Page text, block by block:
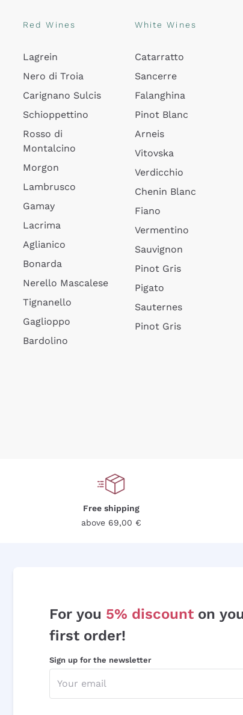
Red Wines
Lagrein
Nero di Troia
Carignano Sulcis
Schioppettino
Rosso di
Montalcino
Morgon
Lambrusco
Gamay
Lacrima
Aglianico
Bonarda
Nerello Mascalese
Tignanello
Gaglioppo
Bardolino
White Wines
Catarratto
Sancerre
Falanghina
Pinot Blanc
Arneis
Vitovska
Verdicchio
Chenin Blanc
Fiano
Vermentino
Sauvignon
Pinot Gris
Pigato
Sauternes
Pinot Gris
Free shipping
above 69,00 €
For you 5% discount on
first order!
Sign up for the newsletter